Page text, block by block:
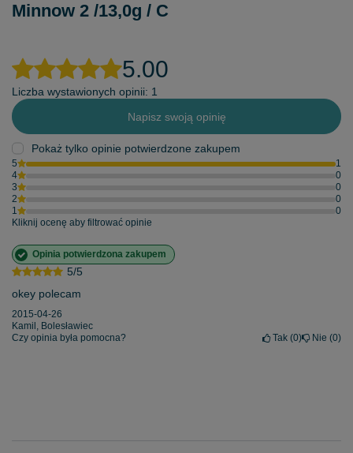
Minnow 2 /13,0g / C
5.00
Liczba wystawionych opinii: 1
Napisz swoją opinię
Pokaż tylko opinie potwierdzone zakupem
5
1
4
0
3
0
2
0
1
0
Kliknij ocenę aby filtrować opinie
5/5
Opinia potwierdzona zakupem
okey polecam
2015-04-26
Kamil, Bolesławiec
Czy opinia była pomocna?
Tak 0 Nie 0